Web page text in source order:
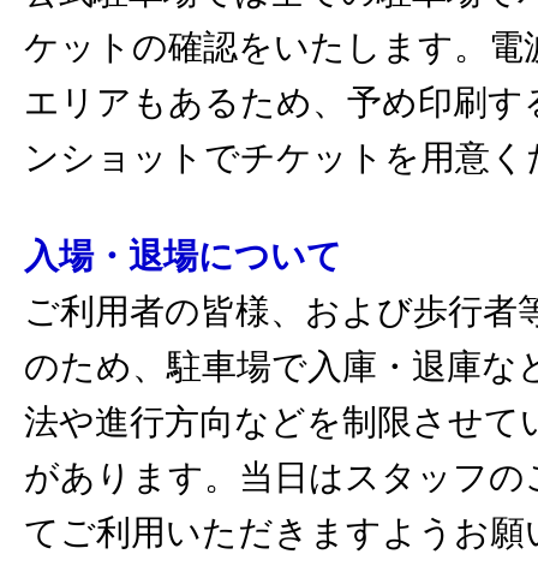
ケットの確認をいたします。電
エリアもあるため、予め印刷す
ンショットでチケットを用意く
入場・退場について
ご利用者の皆様、および歩行者
のため、駐車場で入庫・退庫な
法や進行方向などを制限させて
があります。当日はスタッフの
てご利用いただきますようお願